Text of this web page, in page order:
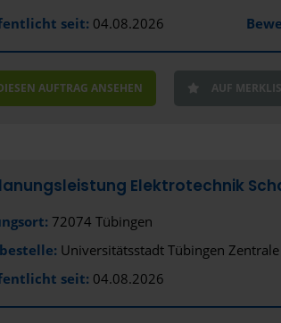
seit: 04.08.2026
AUFTRAG ANSEHEN AUF
Elektrotechnik
72074 Tübingen
Universitätsstadt Tübingen
seit: 04.08.2026